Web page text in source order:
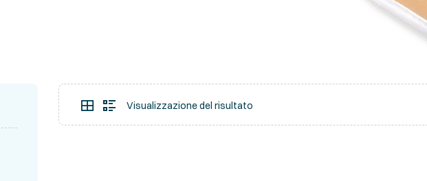
Visualizzazione del risultato